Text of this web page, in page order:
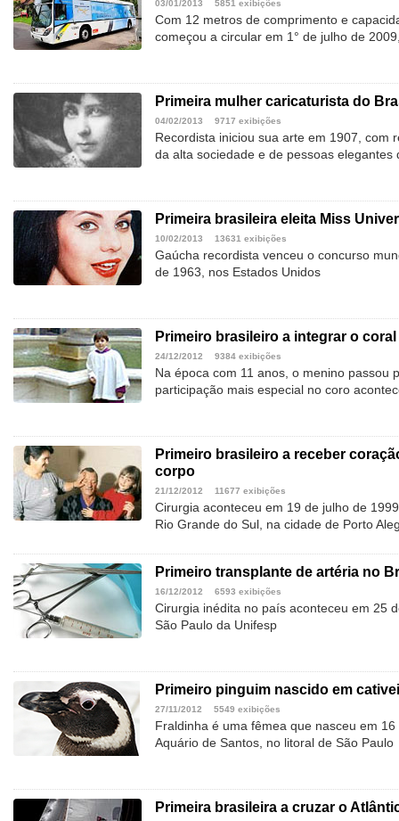
03/01/2013 5851 exibições
Com 12 metros de comprimento e
começou a circular em 1° de julho de
Primeira mulher caricaturista do
04/02/2013 9717 exibições
Recordista iniciou sua arte em 1907, com
da alta sociedade e de pessoas elegantes
Primeira brasileira eleita Miss
10/02/2013 13631 exibições
Gaúcha recordista venceu o concurso
de 1963, nos Estados Unidos
Primeiro brasileiro a integrar o
24/12/2012 9384 exibições
Na época com 11 anos, o menino passou
participação mais especial no coro
Primeiro brasileiro a receber
corpo
21/12/2012 11677 exibições
Cirurgia aconteceu em 19 de julho de
Rio Grande do Sul, na cidade de Porto
Primeiro transplante de artéria no
16/12/2012 6593 exibições
Cirurgia inédita no país aconteceu em 25
São Paulo da Unifesp
Primeiro pinguim nascido em
27/11/2012 5549 exibições
Fraldinha é uma fêmea que nasceu em
Aquário de Santos, no litoral de São Paulo
Primeira brasileira a cruzar o